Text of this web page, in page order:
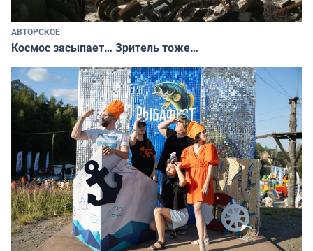
АВТОРСКОЕ
Космос засыпает… Зритель тоже…